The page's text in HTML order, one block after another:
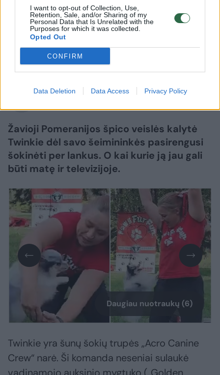
I want to opt-out of Collection, Use,
Retention, Sale, and/or Sharing of my
Personal Data that Is Unrelated with the
Purposes for which it was collected.
Opted Out
CONFIRM
Data Deletion Data Access Privacy Policy
Augintinis Pamatyk
Televizijoje išgarsėjusi Pomeranijos
špicė pasiekė pasaulio rekordą
2026 m. rugpjūčio 6 d. 07:42
Žavioji Pomeranijos špico veislės kalytė
Twinkie dėl savo šeimininkės pasirengusi
šokinėti per lankus. O kai kurie ją jau gali
būti matę ir televizijoje.
Daugiau nuotraukų (6)
Twinkie yra šunų šokių trupės „Acro Canine
Crew“ narė. Ši komanda neseniai sulaukė
vadinamojo auksinio mygtuko („Golden